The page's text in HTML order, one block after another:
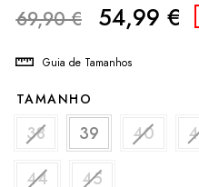
69,90€ 54,99 €
Guia de Tamanhos
TAMANHO
38 39 40
44
45